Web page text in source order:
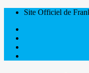
Site Officiel de